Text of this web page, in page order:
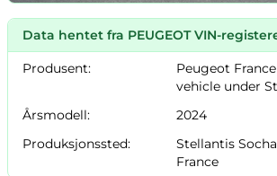
Data hentet fra PEUGEOT VIN-
Produsent:
Peugeot
vehicle under
Årsmodell:
2024
Produksjonssted:
Stellantis
France